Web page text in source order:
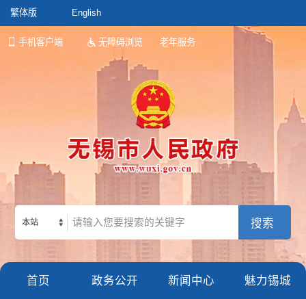
繁体版 English
手机客户端 无障碍浏览 老年服务
本站
首页 政务公开 新闻中心 魅力锡城